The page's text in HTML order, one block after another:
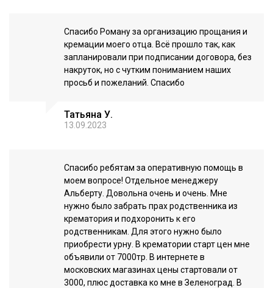
Спасибо Роману за организацию прощания и
кремации моего отца. Всё прошло так, как
запланировали при подписании договора, без
накруток, но с чутким пониманием наших
просьб и пожеланий. Спасибо
Татьяна У.
13.09.2023
Спасибо ребятам за оперативную помощь в
моем вопросе! Отдельное менеджеру
Альберту. Довольна очень и очень. Мне
нужно было забрать прах родственника из
крематория и подхоронить к его
родственникам. Для этого нужно было
приобрести урну. В крематории старт цен мне
объявили от 7000тр. В интернете в
московских магазинах цены стартовали от
3000, плюс доставка ко мне в Зеленоград. В